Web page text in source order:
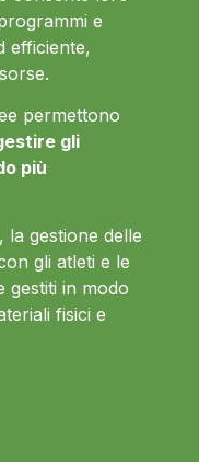
e
efficiente,
permettono
gli
più
la gestione delle
gli atleti e le
gestiti in modo
fisici e